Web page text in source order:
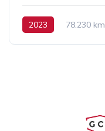
2023 78.230 km